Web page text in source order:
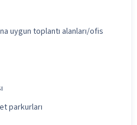
uygun toplantı alanları/ofis
parkurları